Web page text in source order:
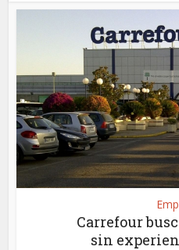
Carrefour
sin